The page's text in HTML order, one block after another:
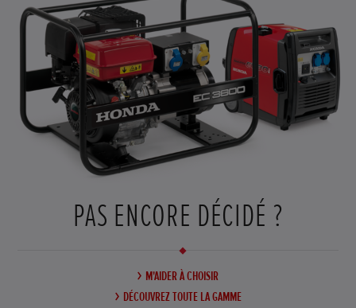
PAS ENCORE DÉCIDÉ ?
M'AIDER À CHOISIR
DÉCOUVREZ TOUTE LA GAMME